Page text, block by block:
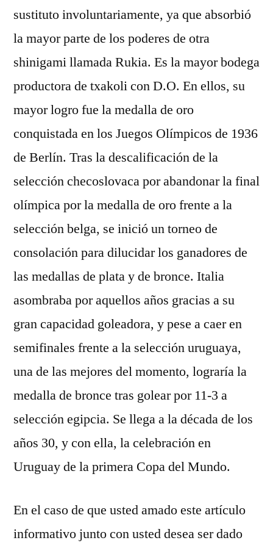
sustituto involuntariamente, ya que absorbió
la mayor parte de los poderes de otra
shinigami llamada Rukia. Es la mayor bodega
productora de txakoli con D.O. En ellos, su
mayor logro fue la medalla de oro
conquistada en los Juegos Olímpicos de 1936
de Berlín. Tras la descalificación de la
selección checoslovaca por abandonar la final
olímpica por la medalla de oro frente a la
selección belga, se inició un torneo de
consolación para dilucidar los ganadores de
las medallas de plata y de bronce. Italia
asombraba por aquellos años gracias a su
gran capacidad goleadora, y pese a caer en
semifinales frente a la selección uruguaya,
una de las mejores del momento, lograría la
medalla de bronce tras golear por 11-3 a
selección egipcia. Se llega a la década de los
años 30, y con ella, la celebración en
Uruguay de la primera Copa del Mundo.
En el caso de que usted amado este artículo
informativo junto con usted desea ser dado